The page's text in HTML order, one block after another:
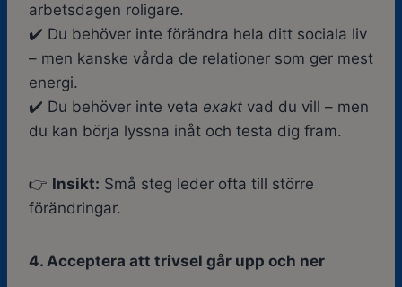
arbetsdagen roligare.
✔️ Du behöver inte förändra hela ditt sociala liv
– men kanske vårda de relationer som ger mest
energi.
✔️ Du behöver inte veta exakt vad du vill – men
du kan börja lyssna inåt och testa dig fram.
👉 Insikt: Små steg leder ofta till större
förändringar.
4. Acceptera att trivsel går upp och ner